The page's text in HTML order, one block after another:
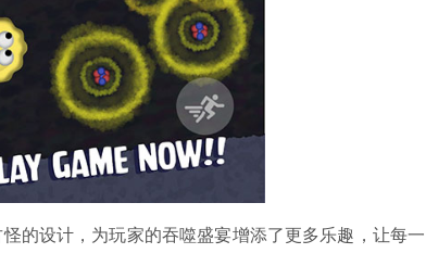
的设计，为玩家的吞噬盛宴增添了更多乐趣，让每一